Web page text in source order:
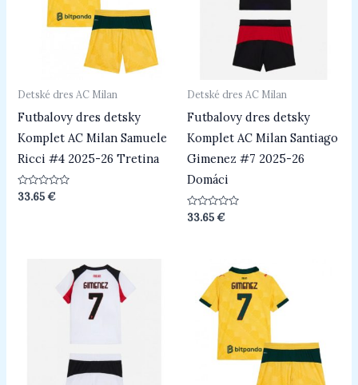
Detské dres AC Milan
Futbalovy dres detsky
Komplet AC Milan Samuele
Ricci #4 2025-26 Tretina
Hodnotenie
0
33.65€
Detské dres AC Milan
Futbalovy dres detsky
Komplet AC Milan Santiago
Gimenez #7 2025-26
Domáci
Hodnotenie
0
33.65€